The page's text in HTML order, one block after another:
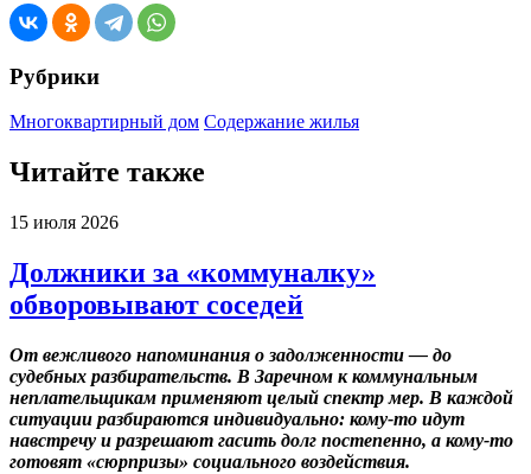
Рубрики
Многоквартирный дом Содержание жилья
Читайте также
15 июля 2026
Должники за «коммуналку»
обворовывают соседей
От вежливого напоминания о задолженности — до
судебных разбирательств. В Заречном к коммунальным
неплательщикам применяют целый спектр мер. В каждой
ситуации разбираются индивидуально: кому-то идут
навстречу и разрешают гасить долг постепенно, а кому-то
готовят «сюрпризы» социального воздействия.